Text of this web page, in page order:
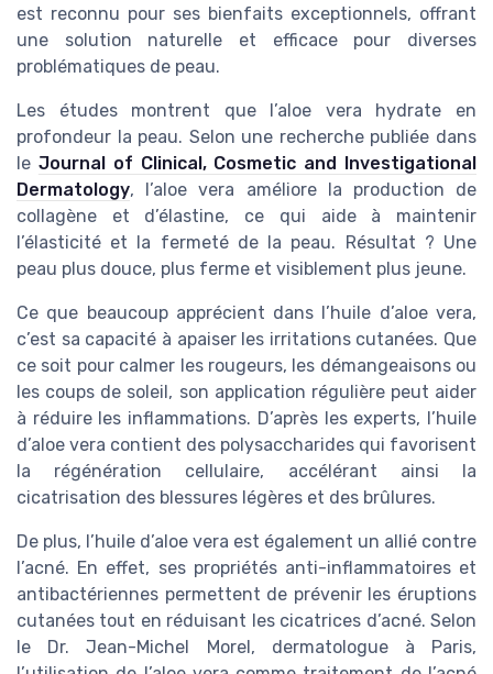
est reconnu pour ses bienfaits exceptionnels, offrant
une solution naturelle et efficace pour diverses
problématiques de peau.
Les études montrent que l’aloe vera hydrate en
profondeur la peau. Selon une recherche publiée dans
le Journal of Clinical, Cosmetic and Investigational
Dermatology, l’aloe vera améliore la production de
collagène et d’élastine, ce qui aide à maintenir
l’élasticité et la fermeté de la peau. Résultat ? Une
peau plus douce, plus ferme et visiblement plus jeune.
Ce que beaucoup apprécient dans l’huile d’aloe vera,
c’est sa capacité à apaiser les irritations cutanées. Que
ce soit pour calmer les rougeurs, les démangeaisons ou
les coups de soleil, son application régulière peut aider
à réduire les inflammations. D’après les experts, l’huile
d’aloe vera contient des polysaccharides qui favorisent
la régénération cellulaire, accélérant ainsi la
cicatrisation des blessures légères et des brûlures.
De plus, l’huile d’aloe vera est également un allié contre
l’acné. En effet, ses propriétés anti-inflammatoires et
antibactériennes permettent de prévenir les éruptions
cutanées tout en réduisant les cicatrices d’acné. Selon
le Dr. Jean-Michel Morel, dermatologue à Paris,